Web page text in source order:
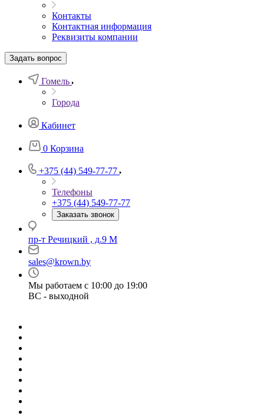
Контакты
Контактная информация
Реквизиты компании
Задать вопрос
Гомель
Города
Кабинет
0 Корзина
+375 (44) 549-77-77
Телефоны
+375 (44) 549-77-77
Заказать звонок
пр-т Речицкий , д.9 М
sales@krown.by
Мы работаем с 10:00 до 19:00
ВС - выходной